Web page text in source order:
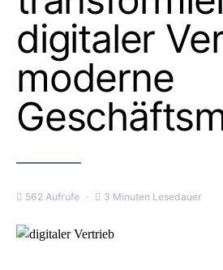
digitaler
moderne
562 Aufrufe 3 Minuten Lesedauer